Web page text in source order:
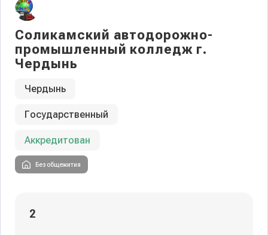
Соликамский автодорожно-
промышленный колледж г.
Чердынь
Чердынь
Государственный
Аккредитован
Без общежития
2